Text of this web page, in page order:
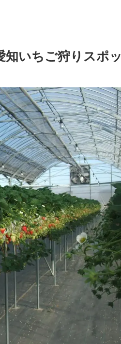
知いちご狩りスポッ